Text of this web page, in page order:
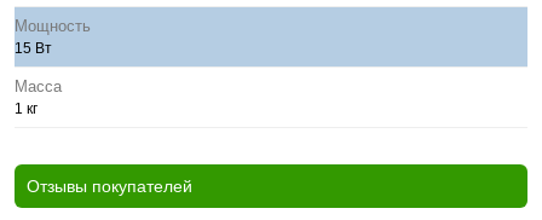
Мощность
15 Вт
Масса
1 кг
Отзывы покупателей